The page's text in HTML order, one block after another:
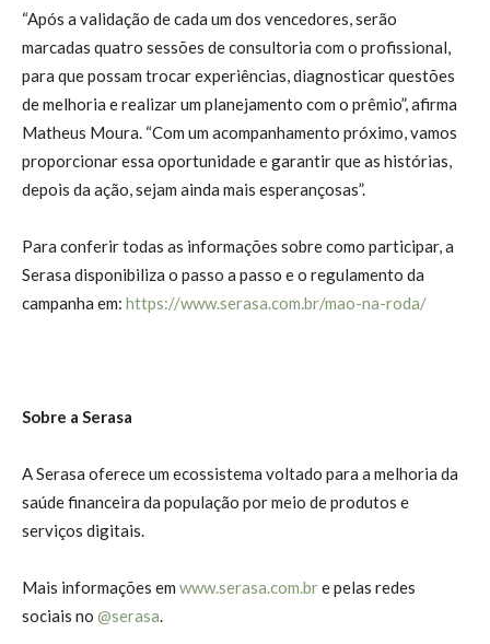
“Após a validação de cada um dos vencedores, serão
marcadas quatro sessões de consultoria com o profissional,
para que possam trocar experiências, diagnosticar questões
de melhoria e realizar um planejamento com o prêmio”, afirma
Matheus Moura. “Com um acompanhamento próximo, vamos
proporcionar essa oportunidade e garantir que as histórias,
depois da ação, sejam ainda mais esperançosas”.
Para conferir todas as informações sobre como participar, a
Serasa disponibiliza o passo a passo e o regulamento da
campanha em: https://www.serasa.com.br/mao-na-roda/
Sobre a Serasa
A Serasa oferece um ecossistema voltado para a melhoria da
saúde financeira da população por meio de produtos e
serviços digitais.
Mais informações em www.serasa.com.bre pelas redes
sociais no @serasa